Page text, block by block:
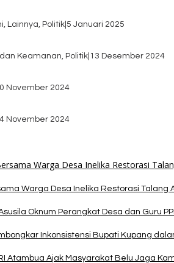
Lainnya, Politik 5 Januari 2025
Keamanan, Politik 13 Desember 2024
November 2024
November 2024
Warga Desa Inelika Restorasi Talang
Oknum Perangkat Desa dan Guru
Inkonsistensi Bupati Kupang
Atambua Ajak Masyarakat Belu Jaga